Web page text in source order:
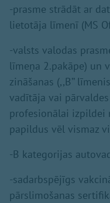
-prasme strādāt ar
lietotāja līmenī (MS
-valsts valodas
līmeņa 2.pakāpe) un
zināšanas (,,B’’
vadītāja vai
profesionālai izpildei
papildus vēl vismaz
-B kategorijas
-sadarbspējīgs
pārslimošanas